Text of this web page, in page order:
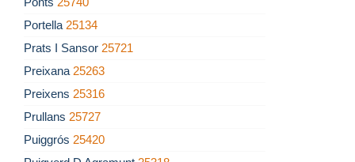
Portella 25134
Prats I Sansor 25721
Preixana 25263
Preixens 25316
Prullans 25727
Puiggrós 25420